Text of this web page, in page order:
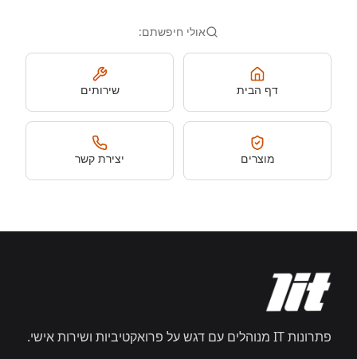
אולי חיפשתם:
דף הבית שירותים
מוצרים יצירת קשר
פתרונות IT מנוהלים עם דגש על פרואקטיביות ושירות אישי.